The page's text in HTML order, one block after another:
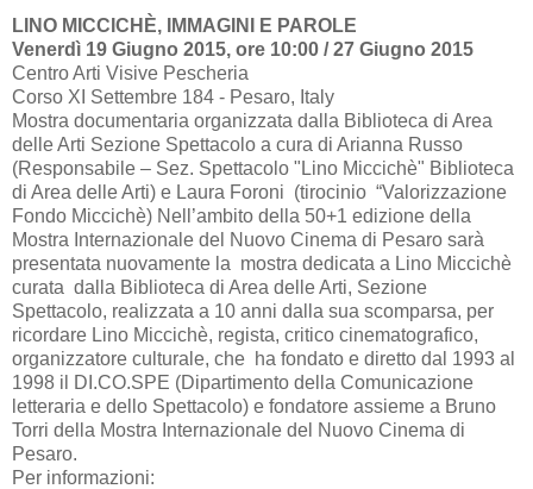
LINO MICCICHÈ, IMMAGINI E PAROLE
Venerdì 19 Giugno 2015, ore 10:00 / 27 Giugno 2015
Centro Arti Visive Pescheria
Corso XI Settembre 184 - Pesaro, Italy
Mostra documentaria organizzata dalla Biblioteca di Area
delle Arti Sezione Spettacolo a cura di Arianna Russo
(Responsabile – Sez. Spettacolo "Lino Miccichè" Biblioteca
di Area delle Arti) e Laura Foroni (tirocinio “Valorizzazione
Fondo Miccichè) Nell’ambito della 50+1 edizione della
Mostra Internazionale del Nuovo Cinema di Pesaro sarà
presentata nuovamente la mostra dedicata a Lino Miccichè
curata dalla Biblioteca di Area delle Arti, Sezione
Spettacolo, realizzata a 10 anni dalla sua scomparsa, per
ricordare Lino Miccichè, regista, critico cinematografico,
organizzatore culturale, che ha fondato e diretto dal 1993 al
1998 il DI.CO.SPE (Dipartimento della Comunicazione
letteraria e dello Spettacolo) e fondatore assieme a Bruno
Torri della Mostra Internazionale del Nuovo Cinema di
Pesaro.
Per informazioni: